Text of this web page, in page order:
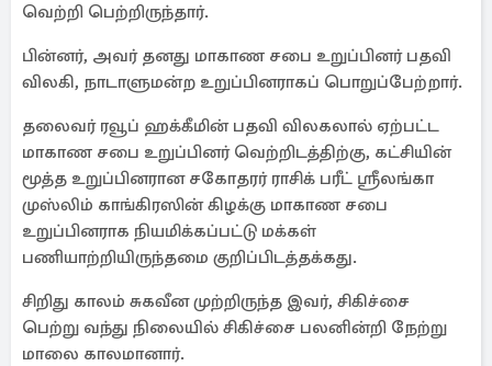
வெற்றி பெற்றிருந்தார்.
பின்னர், அவர் தனது மாகாண சபை உறுப்பினர் பதவி
விலகி, நாடாளுமன்ற உறுப்பினராகப் பொறுப்பேற்றார்.
தலைவர் ரவூப் ஹக்கீமின் பதவி விலகலால் ஏற்பட்ட
மாகாண சபை உறுப்பினர் வெற்றிடத்திற்கு, கட்சியின்
மூத்த உறுப்பினரான சகோதரர் ராசிக் பரீட் ஸ்ரீலங்கா
முஸ்லிம் காங்கிரஸின் கிழக்கு மாகாண சபை
உறுப்பினராக நியமிக்கப்பட்டு மக்கள்
பணியாற்றியிருந்தமை குறிப்பிடத்தக்கது.
சிறிது காலம் சுகவீன முற்றிருந்த இவர், சிகிச்சை
பெற்று வந்து நிலையில் சிகிச்சை பலனின்றி நேற்று
மாலை காலமானார்.